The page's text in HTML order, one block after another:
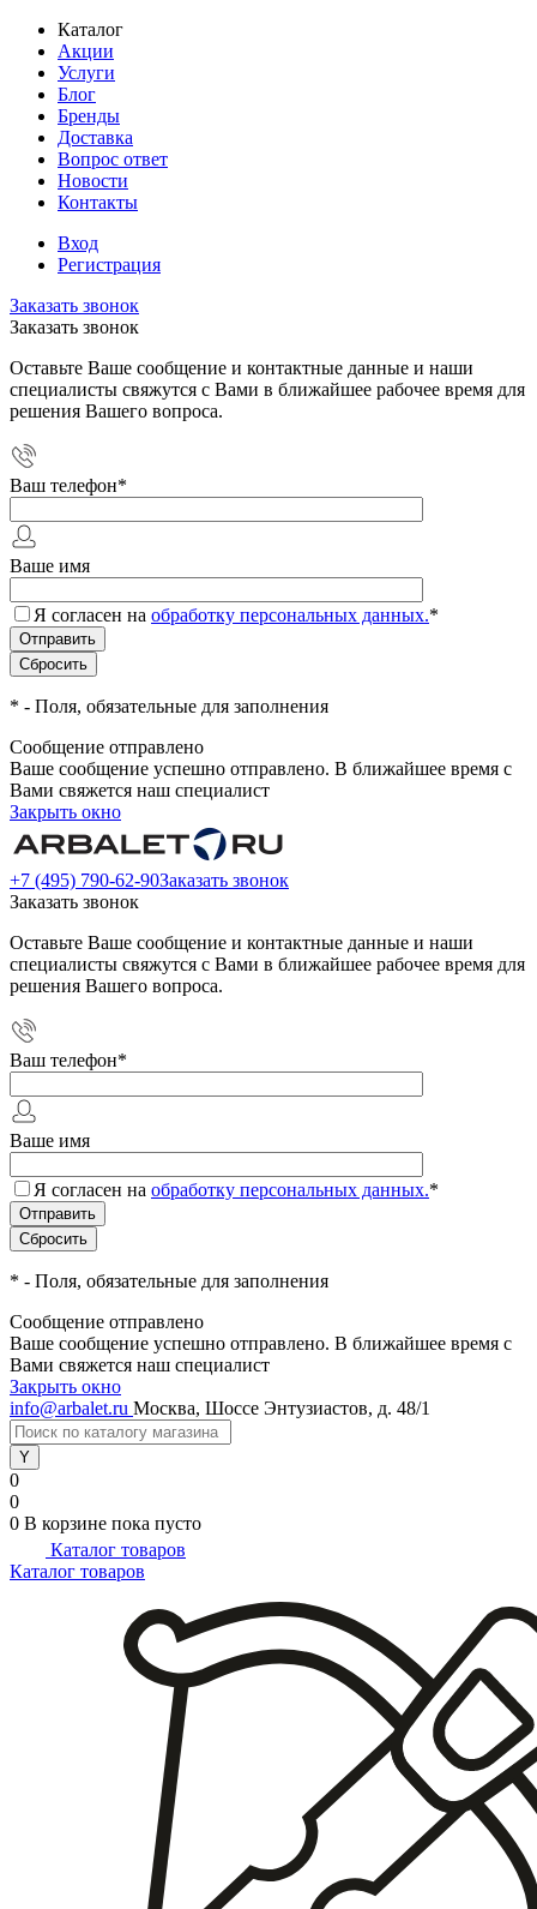
Каталог
Акции
Услуги
Блог
Бренды
Доставка
Вопрос ответ
Новости
Контакты
Вход
Регистрация
Заказать звонок
Заказать звонок
Оставьте Ваше сообщение и контактные данные и наши
специалисты свяжутся с Вами в ближайшее рабочее время для
решения Вашего вопроса.
Ваш телефон*
Ваше имя
Я согласен на обработку персональных данных.*
* - Поля, обязательные для заполнения
Сообщение отправлено
Ваше сообщение успешно отправлено. В ближайшее время с
Вами свяжется наш специалист
Закрыть окно
+7 (495) 790-62-90Заказать звонок
Заказать звонок
Оставьте Ваше сообщение и контактные данные и наши
специалисты свяжутся с Вами в ближайшее рабочее время для
решения Вашего вопроса.
Ваш телефон*
Ваше имя
Я согласен на обработку персональных данных.*
* - Поля, обязательные для заполнения
Сообщение отправлено
Ваше сообщение успешно отправлено. В ближайшее время с
Вами свяжется наш специалист
Закрыть окно
info@arbalet.ru Москва, Шоссе Энтузиастов, д. 48/1
0
0
0 В корзине пока пусто
Каталог товаров
Каталог товаров